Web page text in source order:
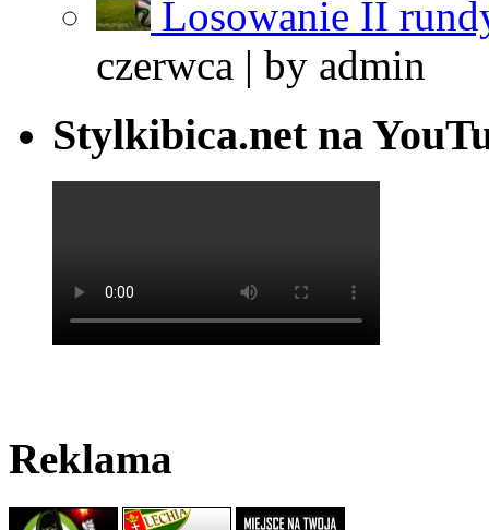
Losowanie II
czerwca | by admin
Stylkibica.net na
Reklama